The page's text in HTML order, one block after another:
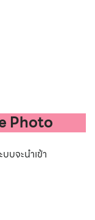
Photo
บจะนำเข้า